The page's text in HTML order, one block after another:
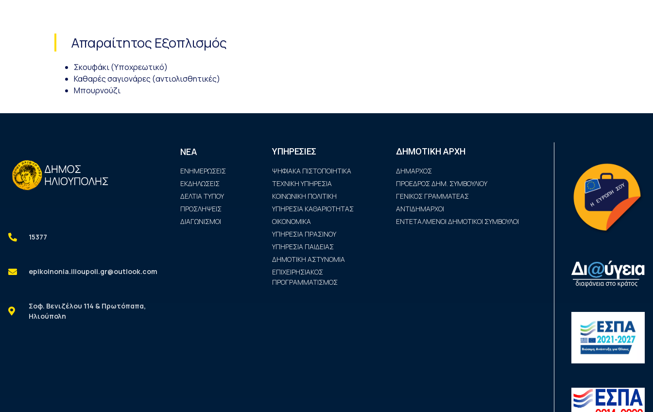
Απαραίτητος Εξοπλισμός
Σκουφάκι (Υποχρεωτικό)
Καθαρές σαγιονάρες (αντιολισθητικές)
Μπουρνούζι
15377
epikoinonia.ilioupoli.gr@outlook.com
Σοφ. Βενιζέλου 114 & Πρωτόπαπα,
Ηλιούπολη
ΝΕΑ
ΕΝΗΜΕΡΩΣΕΙΣ
ΕΚΔΗΛΩΣΕΙΣ
ΔΕΛΤΙΑ ΤΥΠΟΥ
ΠΡΟΣΛΗΨΕΙΣ
ΔΙΑΓΩΝΙΣΜΟΙ
ΥΠΗΡΕΣΙΕΣ
ΨΗΦΙΑΚΑ ΠΙΣΤΟΠΟΙΗΤΙΚΑ
ΤΕΧΝΙΚΗ ΥΠΗΡΕΣΙΑ
ΚΟΙΝΩΝΙΚΗ ΠΟΛΙΤΙΚΗ
ΥΠΗΡΕΣΙΑ ΚΑΘΑΡΙΟΤΗΤΑΣ
ΟΙΚΟΝΟΜΙΚΑ
ΥΠΗΡΕΣΙΑ ΠΡΑΣΙΝΟΥ
ΥΠΗΡΕΣΙΑ ΠΑΙΔΕΙΑΣ
ΔΗΜΟΤΙΚΗ ΑΣΤΥΝΟΜΙΑ
ΕΠΙΧΕΙΡΗΣΙΑΚΟΣ
ΠΡΟΓΡΑΜΜΑΤΙΣΜΟΣ
ΔΗΜΟΤΙΚΗ ΑΡΧΗ
ΔΗΜΑΡΧΟΣ
ΠΡΟΕΔΡΟΣ ΔΗΜ. ΣΥΜΒΟΥΛΙΟΥ
ΓΕΝΙΚΟΣ ΓΡΑΜΜΑΤΕΑΣ
ΑΝΤΙΔΗΜΑΡΧΟΙ
ΕΝΤΕΤΑΛΜΕΝΟΙ ΔΗΜΟΤΙΚΟΙ ΣΥΜΒΟΥΛΟΙ